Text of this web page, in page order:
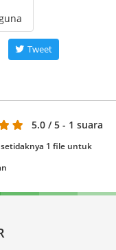
Tweet
5.0 / 5 - 1 suara
1 file untuk